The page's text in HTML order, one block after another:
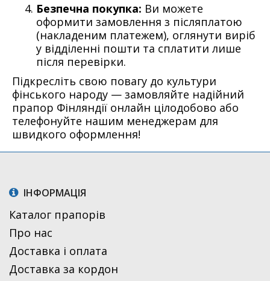
Безпечна покупка: Ви можете
оформити замовлення з післяплатою
(накладеним платежем), оглянути виріб
у відділенні пошти та сплатити лише
після перевірки.
Підкресліть свою повагу до культури
фінського народу — замовляйте надійний
прапор Фінляндії онлайн цілодобово або
телефонуйте нашим менеджерам для
швидкого оформлення!
ІНФОРМАЦІЯ
Каталог прапорів
Про нас
Доставка і оплата
Доставка за кордон